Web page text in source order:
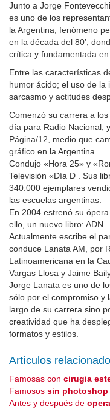
Junto a Jorge
es uno de los
la Argentina, fenómeno
en la década del 80′,
crítica y fundamentada
Entre las características
humor ácido; el uso de la
sarcasmo y actitudes
Comenzó su carrera a
día para Radio Nacional,
Página/12, medio que
gráfico en la Argentina.
Condujo «Hora 25» y
Televisión «Día D . Sus
340.000 ejemplares
las escuelas argentinas.
En 2004 estrenó su
ello, un nuevo libro: ADN.
Actualmente escribe el
conduce Lanata AM, por
Latinoamericana en la
Vargas Llosa y Jaime
Jorge Lanata es uno de
sólo por el compromiso y
largo de su carrera sino
creatividad que ha
formatos y estilos.
Artículos
Famosas con cirugia
Famosos sin photoshop
Antes y después de